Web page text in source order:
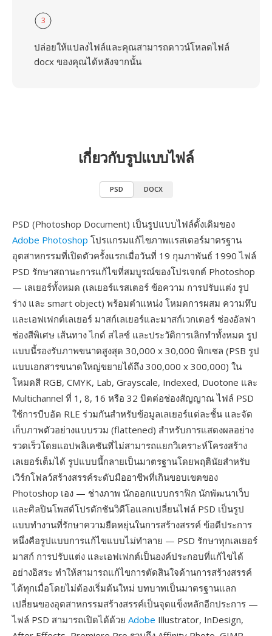
3
ปล่อยให้แปลงไฟล์และคุณสามารถดาวน์โหลดไฟล์
docx ของคุณได้หลังจากนั้น
เกี่ยวกับรูปแบบไฟล์
PSD DOCX
PSD (Photoshop Document) เป็นรูปแบบไฟล์ดั้งเดิมของ
Adobe Photoshop โปรแกรมแก้ไขภาพแรสเตอร์มาตรฐาน
อุตสาหกรรมที่เปิดตัวครั้งแรกเมื่อวันที่ 19 กุมภาพันธ์ 1990 ไฟล์
PSD รักษาสถานะการแก้ไขที่สมบูรณ์ของโปรเจกต์ Photoshop
— เลเยอร์ทั้งหมด (เลเยอร์แรสเตอร์ ข้อความ การปรับแต่ง รูป
ร่าง และ smart object) พร้อมตำแหน่ง โหมดการผสม ความทึบ
และเอฟเฟกต์เลเยอร์ มาสก์เลเยอร์และมาสก์เวกเตอร์ ช่องอัลฟา
ช่องสีพิเศษ เส้นทาง ไกด์ สไลซ์ และประวัติการเลิกทำทั้งหมด รูป
แบบนี้รองรับภาพขนาดสูงสุด 30,000 x 30,000 พิกเซล (PSB รูป
แบบเอกสารขนาดใหญ่ขยายได้ถึง 300,000 x 300,000) ใน
โหมดสี RGB, CMYK, Lab, Grayscale, Indexed, Duotone และ
Multichannel ที่ 1, 8, 16 หรือ 32 บิตต่อช่องสัญญาณ ไฟล์ PSD
ใช้การบีบอัด RLE ร่วมกันสำหรับข้อมูลเลเยอร์แต่ละชั้น และจัด
เก็บภาพตัวอย่างแบบรวม (flattened) สำหรับการแสดงผลอย่าง
รวดเร็วโดยแอปพลิเคชันที่ไม่สามารถแยกวิเคราะห์โครงสร้าง
เลเยอร์เต็มได้ รูปแบบนี้กลายเป็นมาตรฐานโดยพฤตินัยสำหรับ
เวิร์กโฟลว์สร้างสรรค์ระดับมืออาชีพที่เกินขอบเขตของ
Photoshop เอง — ช่างภาพ นักออกแบบกราฟิก นักพัฒนาเว็บ
และศิลปินโพสต์โปรดักชันวิดีโอแลกเปลี่ยนไฟล์ PSD เป็นรูป
แบบทำงานที่รักษาความยืดหยุ่นในการสร้างสรรค์ ข้อดีประการ
หนึ่งคือรูปแบบการแก้ไขแบบไม่ทำลาย — PSD รักษาทุกเลเยอร์
มาสก์ การปรับแต่ง และเอฟเฟกต์เป็นองค์ประกอบที่แก้ไขได้
อย่างอิสระ ทำให้สามารถแก้ไขการตัดสินใจด้านการสร้างสรรค์
ได้ทุกเมื่อโดยไม่ต้องเริ่มต้นใหม่ บทบาทเป็นมาตรฐานแลก
เปลี่ยนของอุตสาหกรรมสร้างสรรค์เป็นจุดแข็งหลักอีกประการ —
ไฟล์ PSD สามารถเปิดได้ด้วย Adobe Illustrator, InDesign,